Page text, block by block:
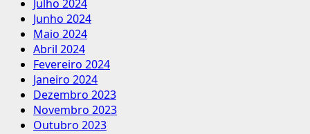
Julho 2024
Junho 2024
Maio 2024
Abril 2024
Fevereiro 2024
Janeiro 2024
Dezembro 2023
Novembro 2023
Outubro 2023